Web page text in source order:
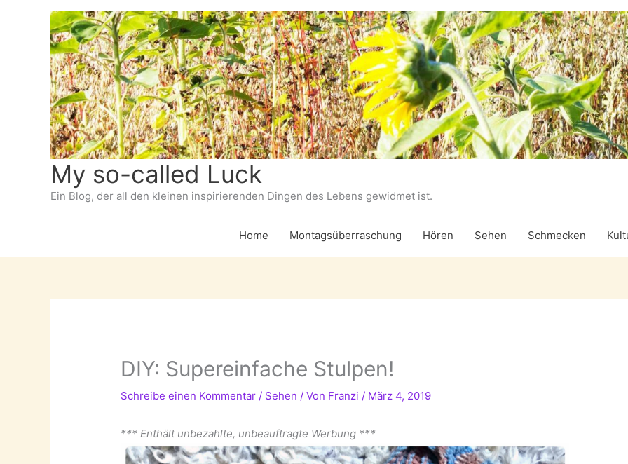
My so-called Luck
Ein Blog, der all den kleinen inspirierenden Dingen des Lebens gewidmet ist.
Home Montagsüberraschung Hören Sehen Schmecken
DIY: Supereinfache Stulpen!
Schreibe einen Kommentar / Sehen / Von Franzi / März 4, 2019
*** Enthält unbezahlte, unbeauftragte Werbung ***